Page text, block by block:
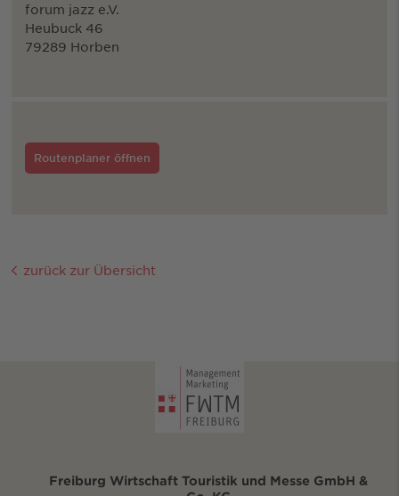
forum jazz e.V.
Heubuck 46
79289 Horben
Routenplaner öffnen
zurück zur Übersicht
Freiburg Wirtschaft Touristik und Messe GmbH &